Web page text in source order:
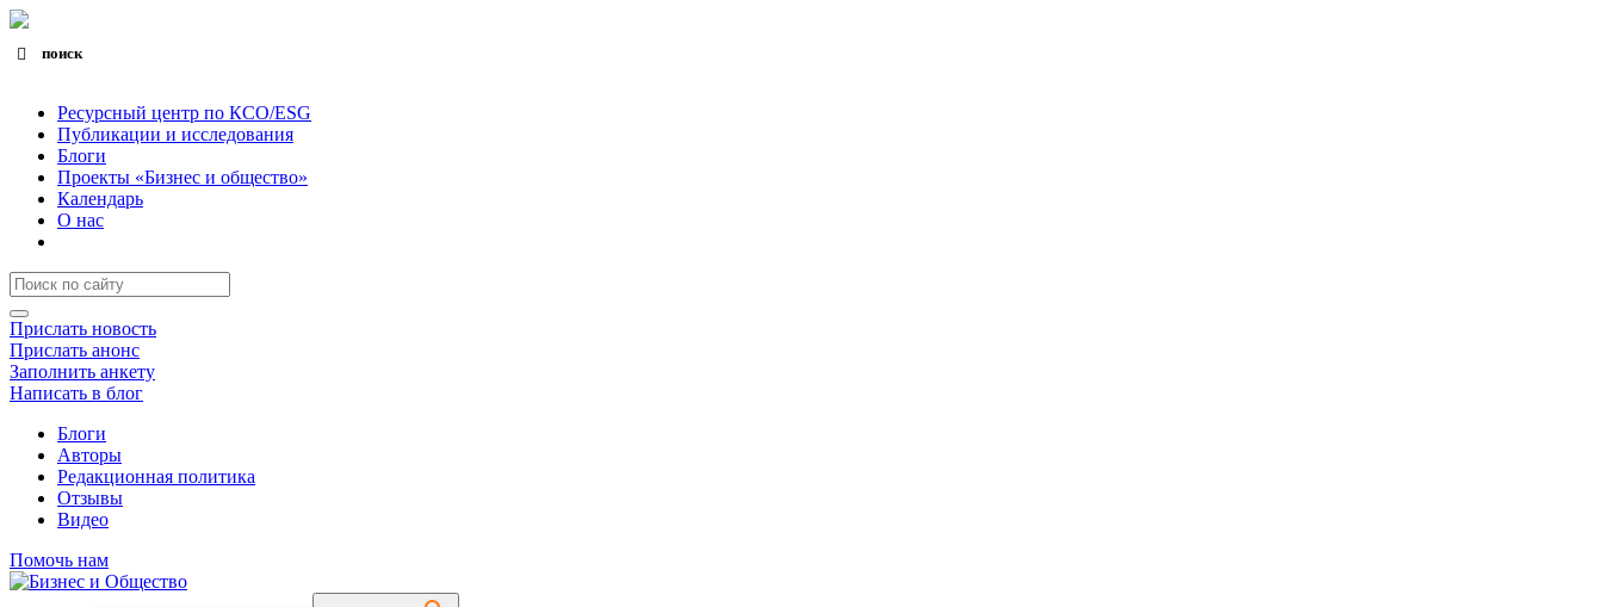
поиск
Ресурсный центр по КСО/ESG
Публикации и исследования
Блоги
Проекты «Бизнес и общество»
Календарь
О нас
Прислать новость
Прислать анонс
Заполнить анкету
Написать в блог
Блоги
Авторы
Редакционная политика
Отзывы
Видео
Помочь нам